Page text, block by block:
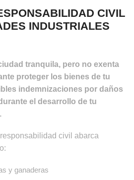
CIVIL
INDUSTRIALES
tranquila, pero no exenta
proteger los bienes de tu
indemnizaciones por daños
el desarrollo de tu
civil abarca
y ganaderas